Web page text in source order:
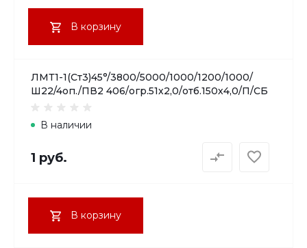
В корзину
ЛМТ1-1(Ст3)45°/3800/5000/1000/1200/1000/
Ш22/4оп./ПВ2 406/огр.51х2,0/отб.150х4,0/П/СБ
В наличии
1 руб.
В корзину